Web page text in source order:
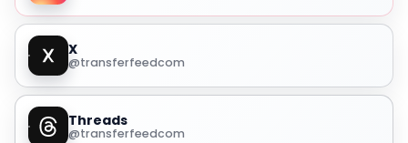
X
@transferfeedcom
Threads
@transferfeedcom